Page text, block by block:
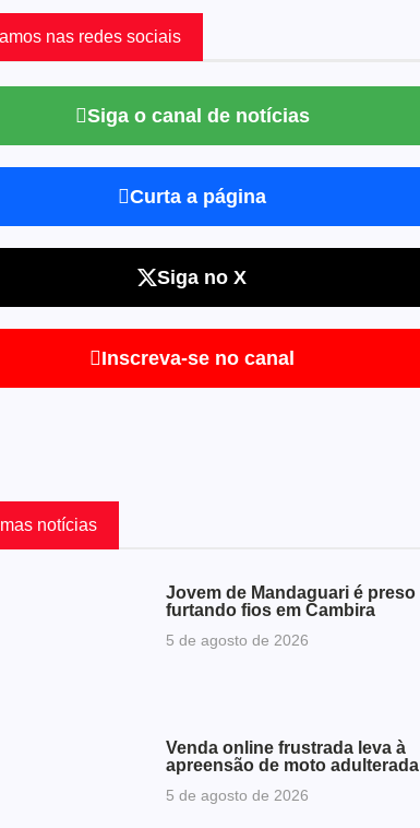
nas redes sociais
Siga o canal de notícias
Curta a página
Siga no X
Inscreva-se no canal
notícias
Jovem de Mandaguari é preso
furtando fios em Cambira
5 de agosto de 2026
Venda online frustrada leva à
apreensão de moto adulterada
5 de agosto de 2026